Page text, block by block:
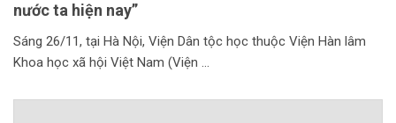
nước ta hiện nay”
Sáng 26/11, tại Hà Nội, Viện Dân tộc học thuộc Viện Hàn lâm
Khoa học xã hội Việt Nam (Viện